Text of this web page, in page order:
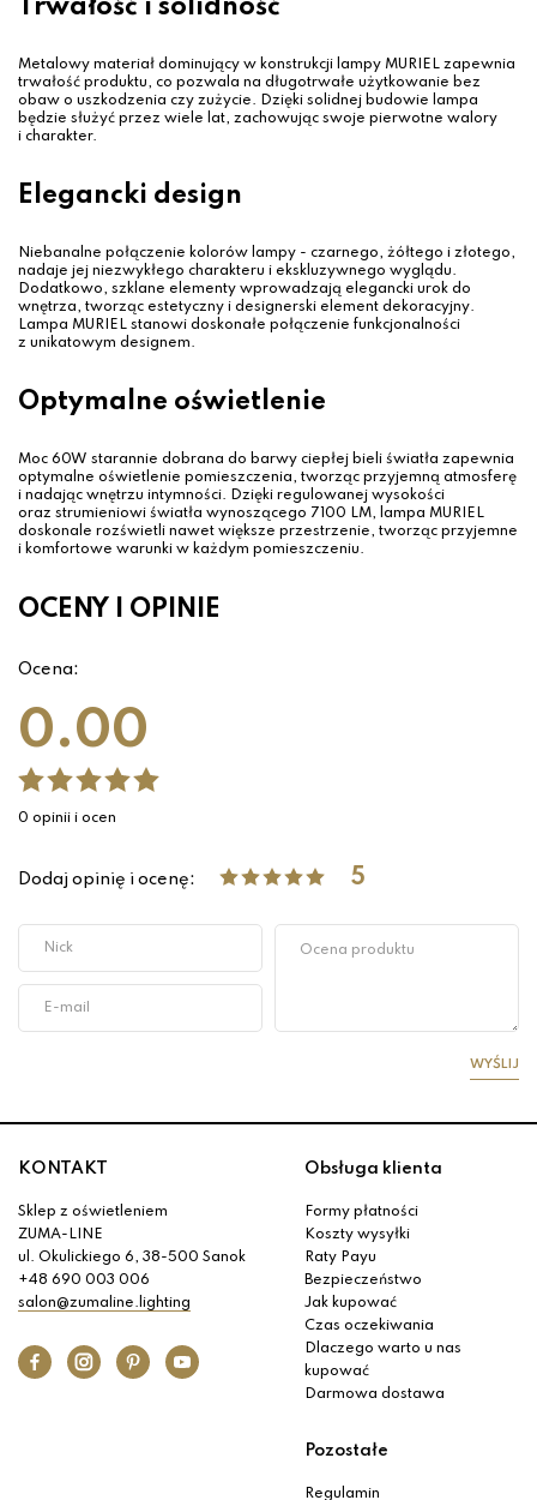
Trwałość i solidność
Metalowy materiał dominujący w konstrukcji lampy MURIEL zapewnia
trwałość produktu, co pozwala na długotrwałe użytkowanie bez
obaw o uszkodzenia czy zużycie. Dzięki solidnej budowie lampa
będzie służyć przez wiele lat, zachowując swoje pierwotne walory
i charakter.
Elegancki design
Niebanalne połączenie kolorów lampy - czarnego, żółtego i złotego,
nadaje jej niezwykłego charakteru i ekskluzywnego wyglądu.
Dodatkowo, szklane elementy wprowadzają elegancki urok do
wnętrza, tworząc estetyczny i designerski element dekoracyjny.
Lampa MURIEL stanowi doskonałe połączenie funkcjonalności
z unikatowym designem.
Optymalne oświetlenie
Moc 60W starannie dobrana do barwy ciepłej bieli światła zapewnia
optymalne oświetlenie pomieszczenia, tworząc przyjemną atmosferę
i nadając wnętrzu intymności. Dzięki regulowanej wysokości
oraz strumieniowi światła wynoszącego 7100 LM, lampa MURIEL
doskonale rozświetli nawet większe przestrzenie, tworząc przyjemne
i komfortowe warunki w każdym pomieszczeniu.
OCENY I OPINIE
Ocena:
0.00
0 opinii i ocen
Dodaj opinię i ocenę: 5
WYŚLIJ
KONTAKT
Sklep z oświetleniem
ZUMA-LINE
ul. Okulickiego 6, 38-500 Sanok
+48 690 003 006
salon@zumaline.lighting
Obsługa klienta
Formy płatności
Koszty wysyłki
Raty Payu
Bezpieczeństwo
Jak kupować
Czas oczekiwania
Dlaczego warto u nas
kupować
Darmowa dostawa
Pozostałe
Regulamin